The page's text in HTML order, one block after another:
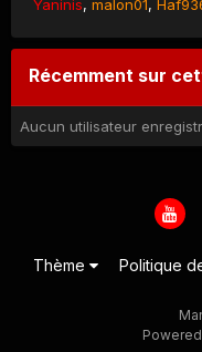
Yaninis malon01
Récemment sur
Aucun utilisateur
Thème Politique